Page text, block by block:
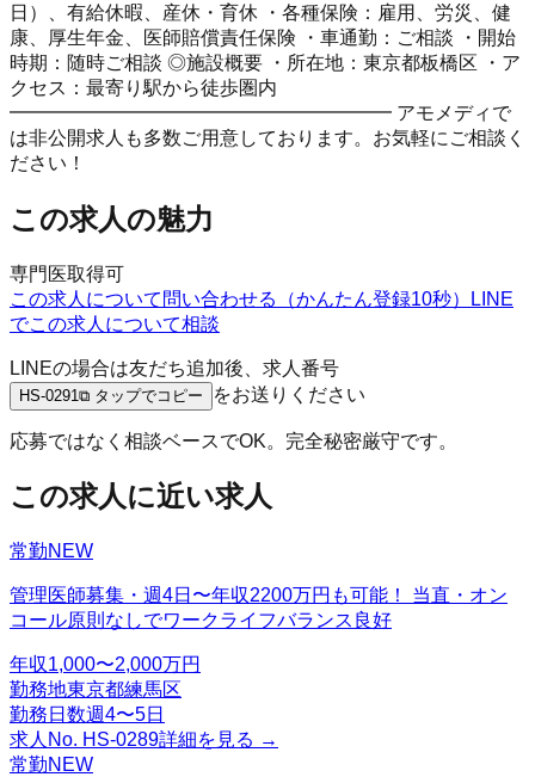
日）、有給休暇、産休・育休 ・各種保険：雇用、労災、健
康、厚生年金、医師賠償責任保険 ・車通勤：ご相談 ・開始
時期：随時ご相談 ◎施設概要 ・所在地：東京都板橋区 ・ア
クセス：最寄り駅から徒歩圏内
━━━━━━━━━━━━━━━━━━━━ アモメディで
は非公開求人も多数ご用意しております。お気軽にご相談く
ださい！
この求人の魅力
専門医取得可
この求人について問い合わせる（かんたん登録10秒）
LINE
でこの求人について相談
LINEの場合は友だち追加後、求人番号
HS-0291⧉ タップでコピー をお送りください
応募ではなく相談ベースでOK。完全秘密厳守です。
この求人に近い求人
常勤NEW
管理医師募集・週4日〜年収2200万円も可能！ 当直・オン
コール原則なしでワークライフバランス良好
年収1,000〜2,000万円
勤務地東京都練馬区
勤務日数週4〜5日
求人No. HS-0289詳細を見る →
常勤NEW